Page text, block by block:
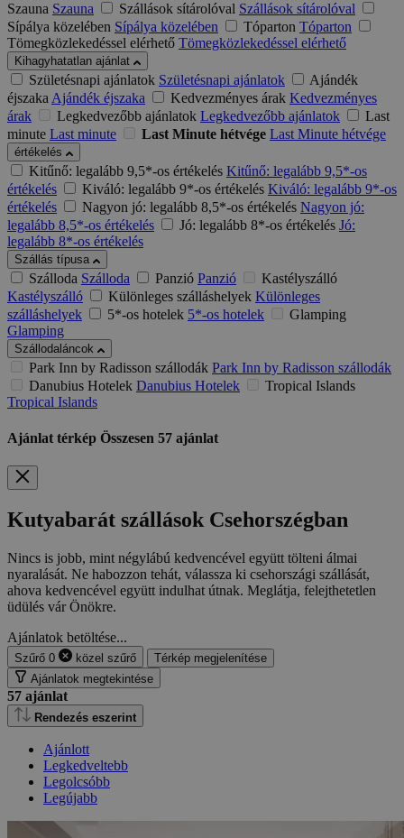
Szauna Szauna Szállások sítárolóval Szállások sítárolóval
Sípálya közelében Sípálya közelében Tóparton Tóparton
Tömegközlekedéssel elérhető Tömegközlekedéssel elérhető
Kihagyhatatlan ajánlat
Születésnapi ajánlatok Születésnapi ajánlatok
Ajándék
éjszakaAjándék éjszaka Kedvezményes árak Kedvezményes
árak
Legkedvezőbb ajánlatok Legkedvezőbb ajánlatok
Last
minute Last minute Last Minute hétvége Last Minute hétvége
értékelés
Kitűnő: legalább 9,5*-os értékelés Kitűnő: legalább 9,5*-os
értékelés
Kiváló: legalább 9*-os értékelés Kiváló: legalább 9*-os
értékelés
Nagyon jó: legalább 8,5*-os értékelés Nagyon jó:
legalább 8,5*-os értékelés
Jó: legalább 8*-os értékelés Jó:
legalább 8*-os értékelés
Szállás típusa
Szálloda Szálloda Panzió Panzió
Kastélyszálló
Kastélyszálló
Különleges szálláshelyek Különleges
szálláshelyek
5*-os hotelek 5*-os hotelek
Glamping
Glamping
Szállodaláncok
Park Inn by Radisson szállodák Park Inn by Radisson szállodák
Danubius Hotelek Danubius Hotelek
Tropical Islands
Tropical Islands
Ajánlat térkép Összesen 57 ajánlat
Kutyabarát szállások Csehorszégban
Nincs is jobb, mint négylábú kedvencével együtt tölteni álmai
nyaralását. Ne habozzon tehát, válassza ki csehországi szállását,
ahova kedvencével együtt indulhat útnak. Meglátja, felejthetetlen
üdülés vár Önökre.
Ajánlatok betöltése...
Szűrő 0 közel szűrő
Térkép megjelenítése
Ajánlatok megtekintése
57 ajánlat
Rendezés eszerint
Ajánlott
Legkedveltebb
Legolcsóbb
Legújabb